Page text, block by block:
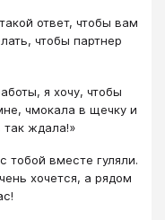
ответ, чтобы вам
чтобы партнер
я хочу, чтобы
чмокала в щечку и
так ждала!»
вместе гуляли.
хочется, а рядом